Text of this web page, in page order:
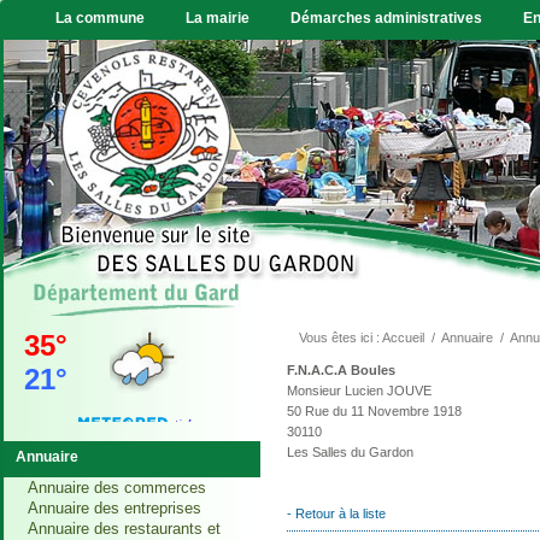
La commune La mairie Démarches administratives
Vous êtes ici : Accueil / Annuaire /
F.N.A.C.A Boules
Monsieur Lucien JOUVE
50 Rue du 11 Novembre 1918
30110
Les Salles du Gardon
- Retour à la liste
Annuaire
Annuaire des commerces
Annuaire des entreprises
Annuaire des restaurants et
VIDE GRENIER
Le vide grenier, gratuit,
sans incription aura lieu le